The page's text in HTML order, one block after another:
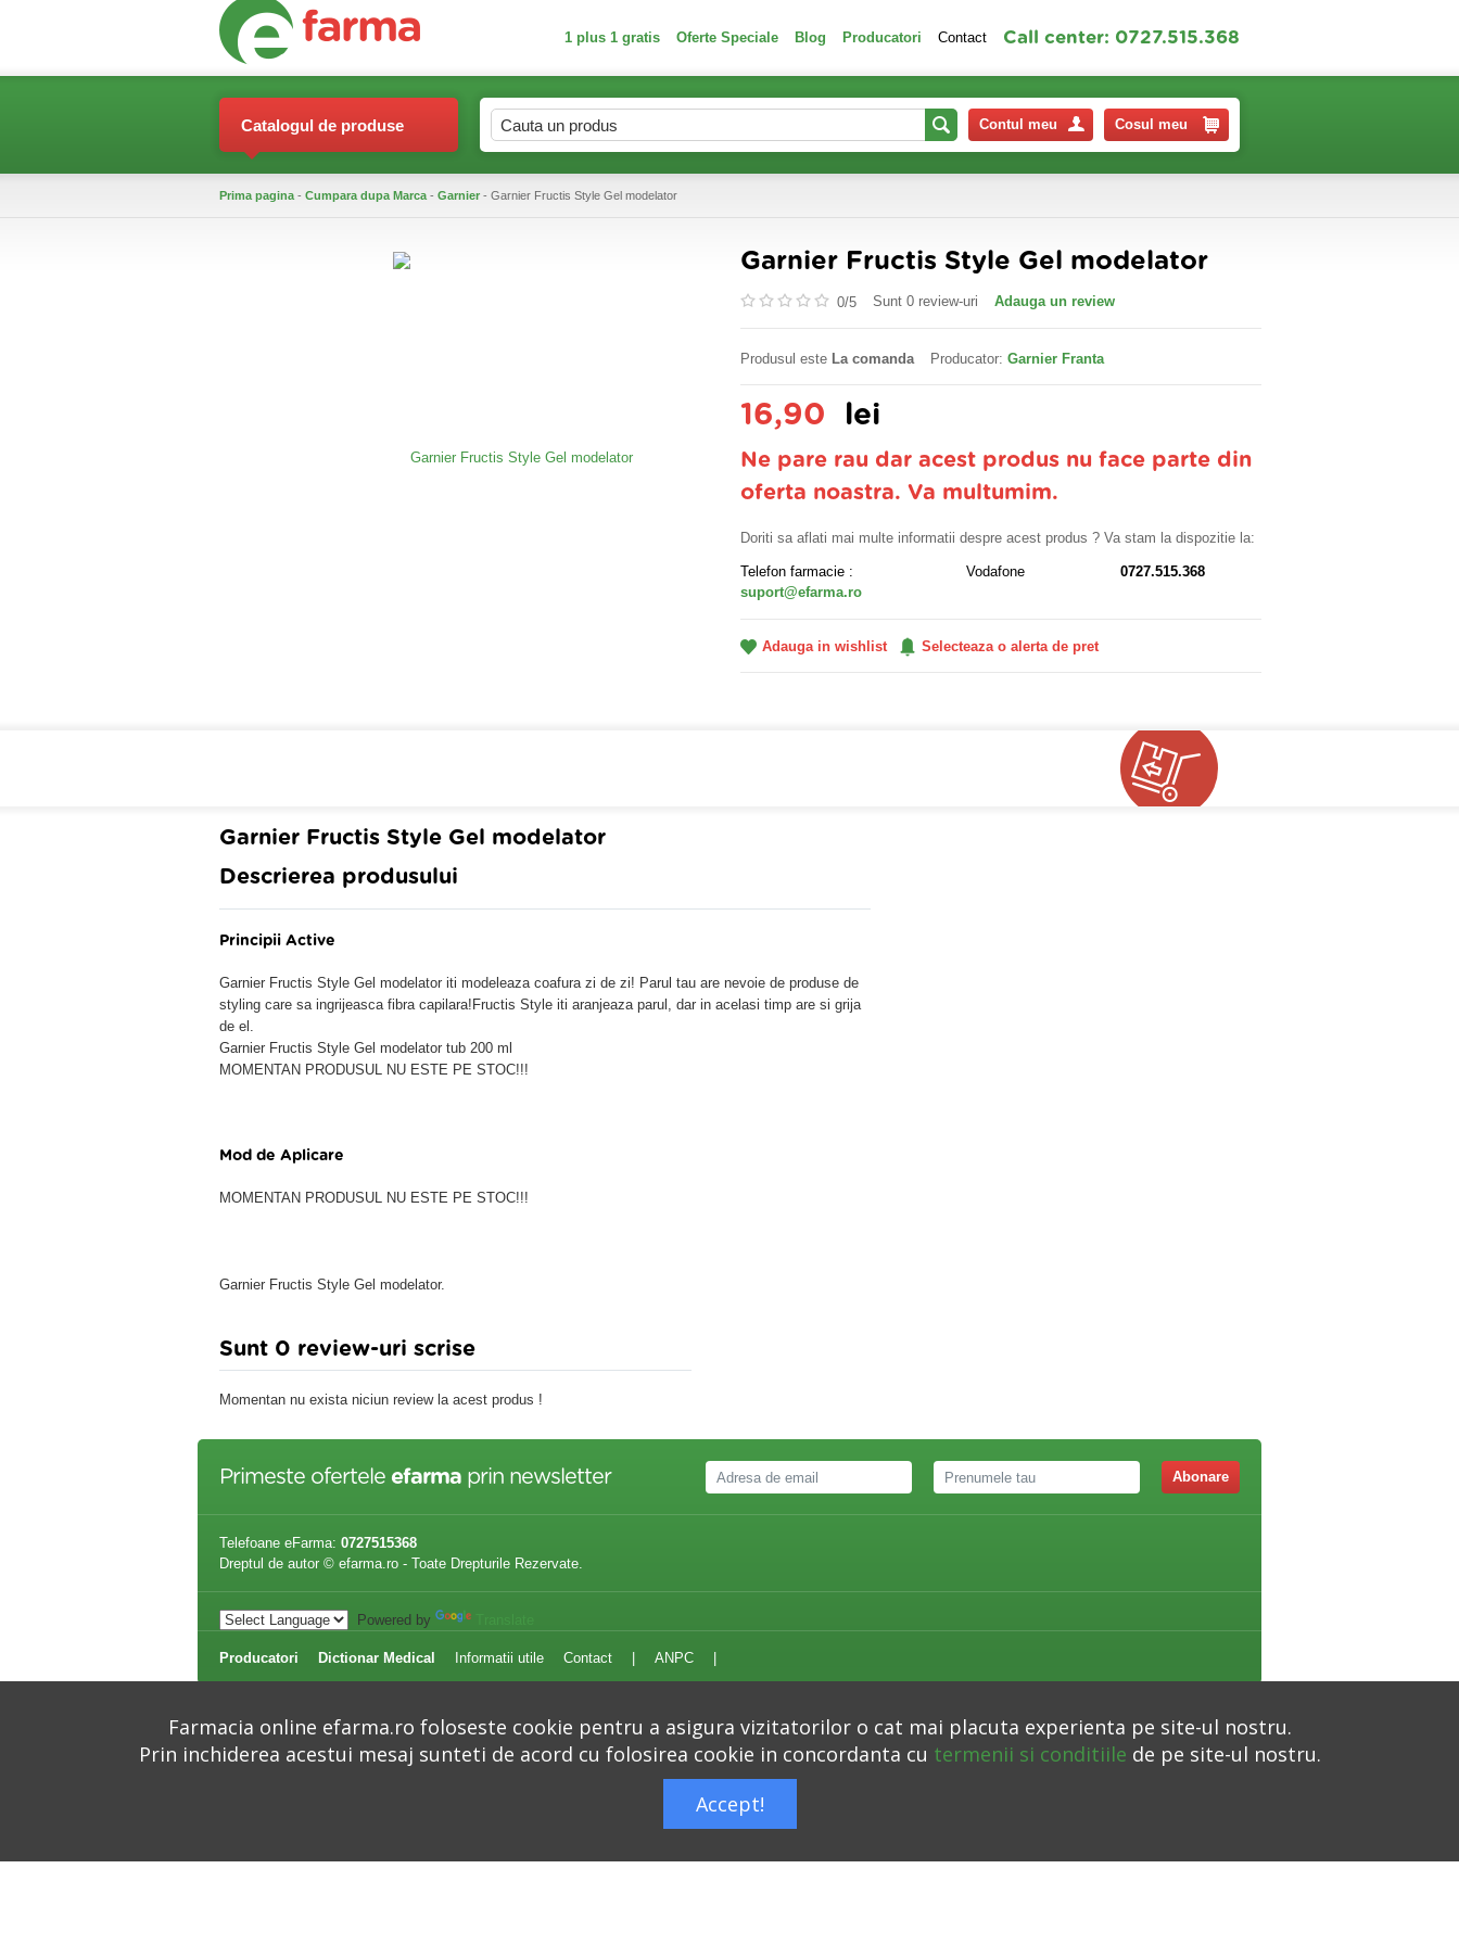
1 plus 1 gratis Oferte Speciale Blog Producatori Contact Call center: 0727.515.368
Catalogul de produse Contul meu Cosul meu
Prima pagina - Cumpara dupa Marca - Garnier - Garnier Fructis Style Gel modelator
Garnier Fructis Style Gel modelator
0/5 Sunt 0 review-uri Adauga un review
Produsul este La comanda Producator: Garnier Franta
16,90 lei
Ne pare rau dar acest produs nu face parte din
oferta noastra. Va multumim.
Doriti sa aflati mai multe informatii despre acest produs ? Va stam la dispozitie la:
Telefon farmacie : Vodafone
0727.515.368
suport@efarma.ro
Adauga in wishlist Selecteaza o alerta de pret
Garnier Fructis Style Gel modelator
Descrierea produsului
Principii Active
Garnier Fructis Style Gel modelator iti modeleaza coafura zi de zi! Parul tau are nevoie de produse de
styling care sa ingrijeasca fibra capilara!Fructis Style iti aranjeaza parul, dar in acelasi timp are si grija
de el.
Garnier Fructis Style Gel modelator tub 200 ml
MOMENTAN PRODUSUL NU ESTE PE STOC!!!
Mod de Aplicare
MOMENTAN PRODUSUL NU ESTE PE STOC!!!
Garnier Fructis Style Gel modelator.
Sunt 0 review-uri scrise
Momentan nu exista niciun review la acest produs !
Primeste ofertele efarma prin newsletter Abonare
Telefoane eFarma: 0727515368
Dreptul de autor © efarma.ro - Toate Drepturile Rezervate.
Powered by
Producatori Dictionar Medical Informatii utile Contact ANPC
Autoritatea Nationala pentru Protectia Consumatorilor –
Farmacia online efarma.ro foloseste cookie pentru a asigura vizitatorilor o cat mai placuta experienta pe site-ul nostru.
Prin inchiderea acestui mesaj sunteti de acord cu folosirea cookie in concordanta cu termenii si conditiile de pe site-ul nostru.
Accept!